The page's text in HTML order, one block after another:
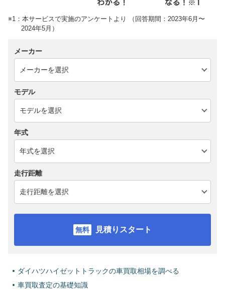
※1：本サービスで実施のアンケートより （回答期間：2023年6月〜
2024年5月）
メーカー
モデル
年式
走行距離
見積りスタート
ダイハツハイゼットトラックの車買取相場を調べる
車買取査定の基礎知識